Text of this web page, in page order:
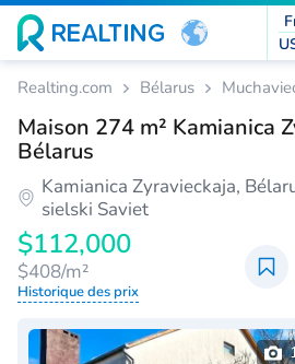
Realting.com Bélarus
Maison 274 m² Kamianica
Bélarus
Kamianica Zyravieckaja,
sielski Saviet
$112,000
$408/m²
Historique des prix